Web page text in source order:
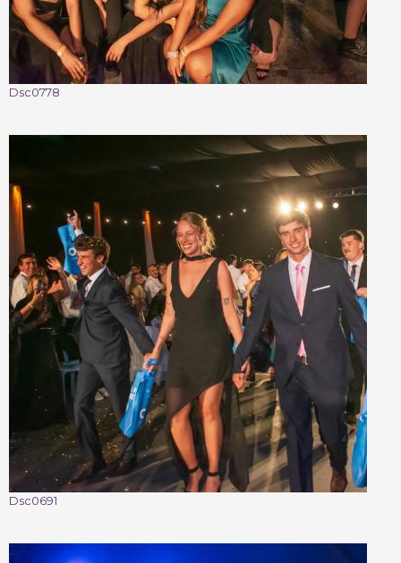
Dsc0778
Dsc0691